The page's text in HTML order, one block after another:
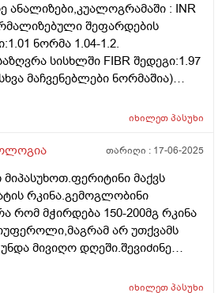
ანალიზები,კუალოგრამაში : INR
შეფარდების
ნორმა 1.04-1.2.
სისხლში FIBR შედეგი:1.97
მაჩვენებლები ნორმაშია)
ანალიზში თრომბოკრიტი PCT
ამ შედეგებზე და რას
იხილეთპასუხი
თარიღი : 17-06-2025
მაქვს
რკინა.გემოგლობინი
რომ მჭირდება 150-200მგ რკინა
არ უთქვამს
მივიღო დღეში.შევიძინე
30,0 მგ რკინა.ექიმს ვერ
იხილეთპასუხი